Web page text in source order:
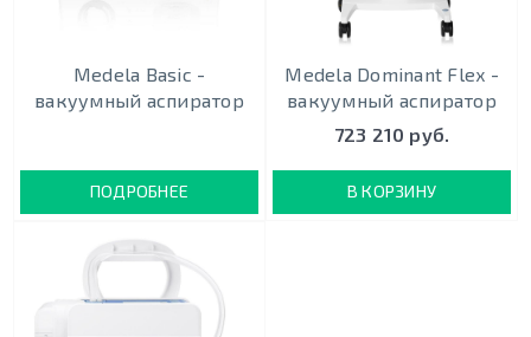
Medela Basic -
вакуумный аспиратор
ПОДРОБНЕЕ
Medela Dominant Flex -
вакуумный аспиратор
723 210 руб.
В КОРЗИНУ